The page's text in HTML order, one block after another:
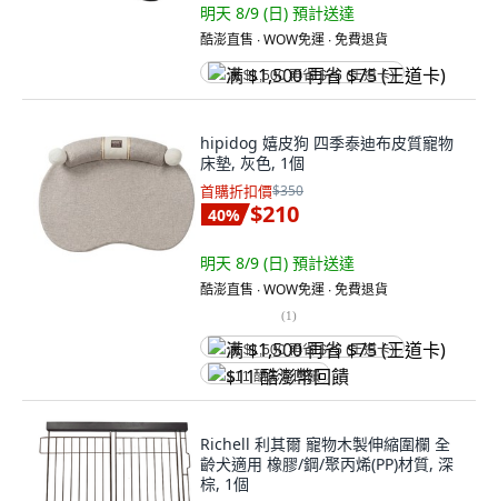
明天 8/9 (日) 預計送達
酷澎直售 ∙ WOW免運 ∙ 免費退貨
满 $1,500 再省 $75 (王道卡)
hipidog 嬉皮狗 四季泰迪布皮質寵物
床墊, 灰色, 1個
首購折扣價$350
40% $210
明天 8/9 (日) 預計送達
酷澎直售 ∙ WOW免運 ∙ 免費退貨
(1)
满 $1,500 再省 $75 (王道卡)
$11 酷澎幣回饋
Richell 利其爾 寵物木製伸縮圍欄 全
齡犬適用 橡膠/鋼/聚丙烯(PP)材質, 深
棕, 1個